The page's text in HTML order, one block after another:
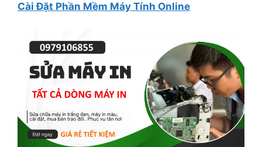
Cài Đặt Phần Mềm Máy Tính Online